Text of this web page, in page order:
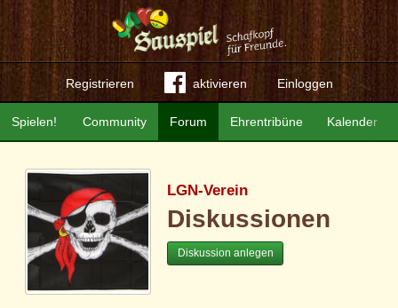
Registrieren aktivieren Einloggen
Community Forum Ehrentribüne Kalender
Spielen!
LGN-Verein
Diskussionen
Diskussion anlegen